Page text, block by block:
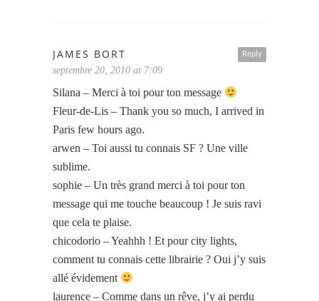
Reply
JAMES BORT
septembre 20, 2010 at 7:09
Silana – Merci à toi pour ton message
Fleur-de-Lis – Thank you so much, I arrived in
Paris few hours ago.
arwen – Toi aussi tu connais SF ? Une ville
sublime.
sophie – Un très grand merci à toi pour ton
message qui me touche beaucoup ! Je suis ravi
que cela te plaise.
chicodorio – Yeahhh ! Et pour city lights,
comment tu connais cette librairie ? Oui j’y suis
allé évidement
laurence – Comme dans un rêve, j’y ai perdu